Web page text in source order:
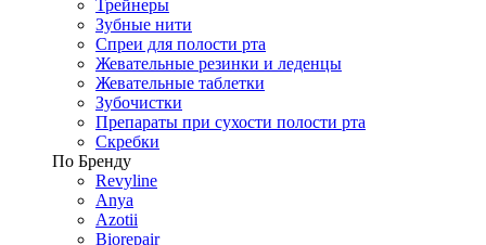
Трейнеры
Зубные нити
Спреи для полости рта
Жевательные резинки и леденцы
Жевательные таблетки
Зубочистки
Препараты при сухости полости рта
Скребки
По Бренду
Revyline
Anya
Azotii
Biorepair